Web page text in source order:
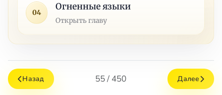
04
Огненные языки
Открыть главу
Назад 55 / 450 Далее